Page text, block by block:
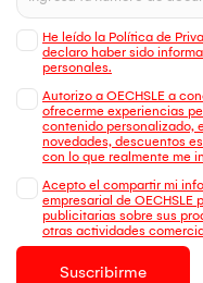
He leído la Política de
declaro haber sido
personales.
Autorizo a OECHSLE a
ofrecerme experiencias
contenido personalizado,
novedades, descuentos
con lo que realmente me
Acepto el compartir mi
empresarial de OECHSLE
publicitarias sobre sus
otras actividades
Suscribirme